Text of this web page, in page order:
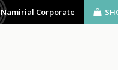
Namirial Corporate